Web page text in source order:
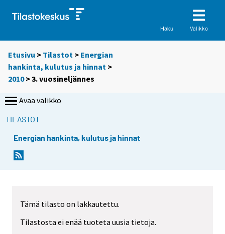
Haku Valikko
Etusivu > Tilastot > Energian
hankinta, kulutus ja hinnat >
2010>3. vuosineljännes
Avaa valikko
TILASTOT
Energian hankinta, kulutus ja hinnat
Tämä tilasto on lakkautettu.
Tilastosta ei enää tuoteta uusia tietoja.